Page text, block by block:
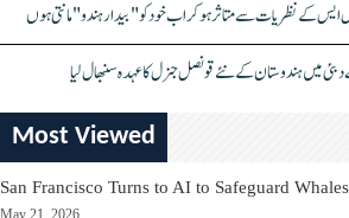
ایس کے نظریات سے متاثر ہو کر اب خود کو "بیدار ہندو" مانتی ہوں
میں ہندوستان کے نئے قونصل جنرل کا عہدہ سنبھال لیا
Most Viewed
San Francisco Turns to AI to Safeguard
May 21, 2026